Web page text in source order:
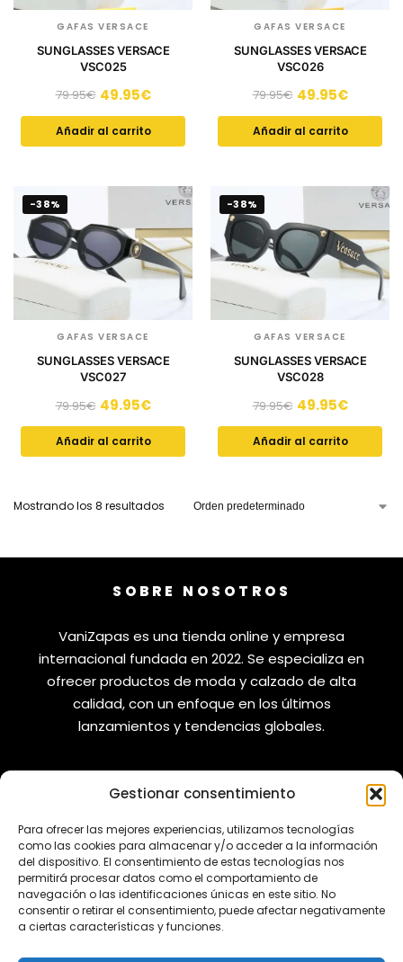
Gestionar consentimiento
Para ofrecer las mejores experiencias, utilizamos tecnologías
como las cookies para almacenar y/o acceder a la información
del dispositivo. El consentimiento de estas tecnologías nos
permitirá procesar datos como el comportamiento de
navegación o las identificaciones únicas en este sitio. No
consentir o retirar el consentimiento, puede afectar negativamente
a ciertas características y funciones.
GAFAS VERSACE
SUNGLASSES VERSACE
VSC025
79.95€ 49.95€
Añadir al carrito
GAFAS VERSACE
SUNGLASSES VERSACE
VSC026
79.95€ 49.95€
Añadir al carrito
-38%
GAFAS VERSACE
SUNGLASSES VERSACE
VSC027
79.95€ 49.95€
Añadir al carrito
-38%
GAFAS VERSACE
SUNGLASSES VERSACE
VSC028
79.95€ 49.95€
Añadir al carrito
Mostrando los 8 resultados
SOBRE NOSOTROS
VaniZapas es una tienda online y empresa
internacional fundada en 2022. Se especializa en
ofrecer productos de moda y calzado de alta
calidad, con un enfoque en los últimos
lanzamientos y tendencias globales.
Envíos
Reembolsos
Cambios y Devoluciones
Aviso Legal
Política de Privacidad
Política de Cookies